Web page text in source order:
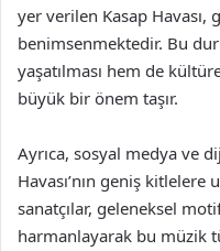
yer verilen Kasap Havası,
benimsenmektedir. Bu
yaşatılması hem de
büyük bir önem taşır.
Ayrıca, sosyal medya ve
Havası’nın geniş
sanatçılar, geleneksel
harmanlayarak bu müzik